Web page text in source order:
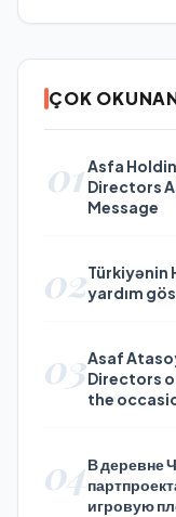
ÇOK
01Asfa
Directors
Message
02Türkiyənin
yardım
03Asaf
Directors
the
04В деревне
игровую